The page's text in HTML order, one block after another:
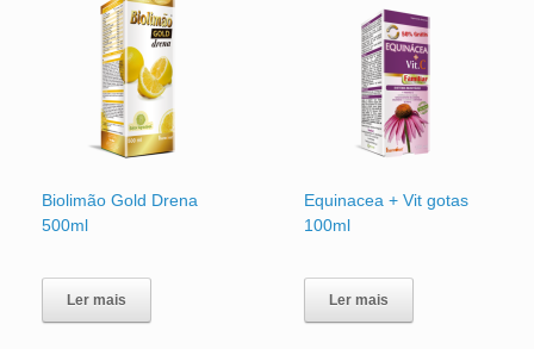
Biolimão Gold Drena
500ml
Ler mais
Equinacea + Vit gotas
100ml
Ler mais